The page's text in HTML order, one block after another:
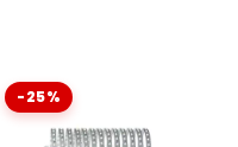
-25%